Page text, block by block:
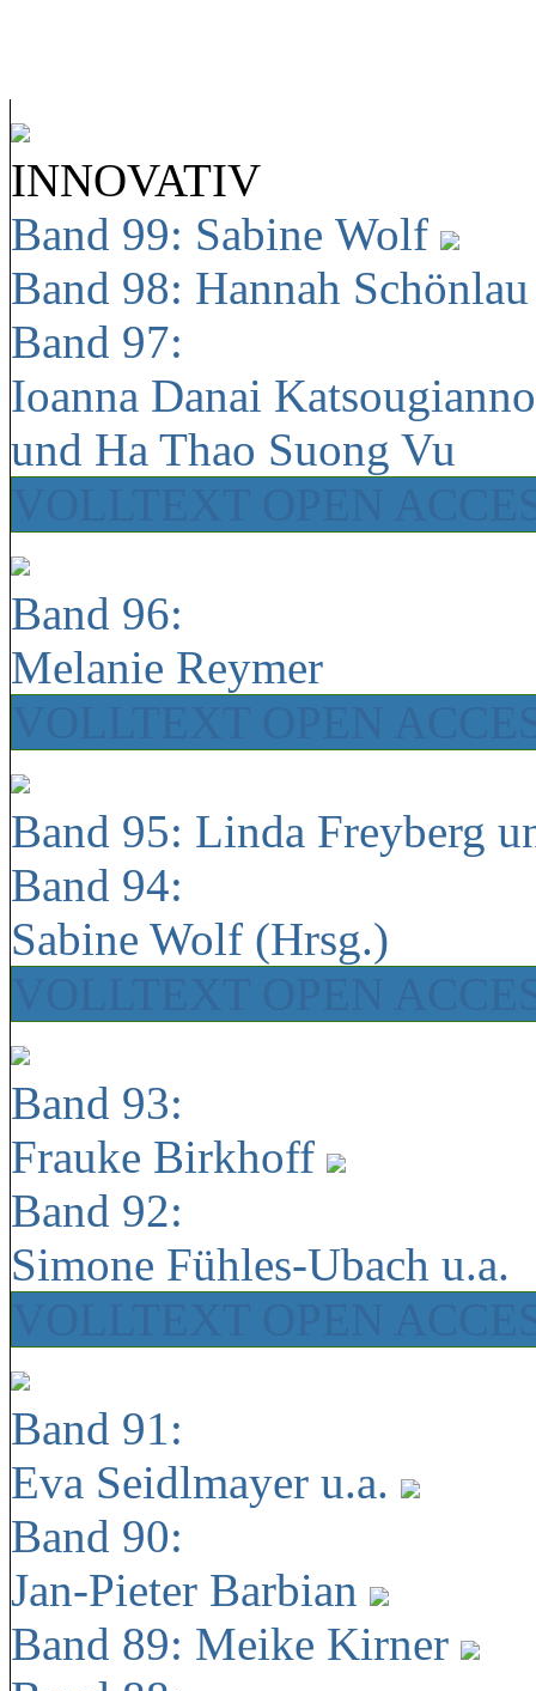
INNOVATIV
Band 99: Sabine Wolf
Band 98: Hannah
Band 97:
Ioanna Danai
und Ha Thao Suong Vu
Band 96:
Melanie Reymer
Band 95: Linda Freyberg
Band 94:
Sabine Wolf (Hrsg.)
Band 93:
Frauke Birkhoff
Band 92:
Simone Fühles-Ubach u.a.
Band 91:
Eva Seidlmayer u.a.
Band 90:
Jan-Pieter Barbian
Band 89: Meike Kirner